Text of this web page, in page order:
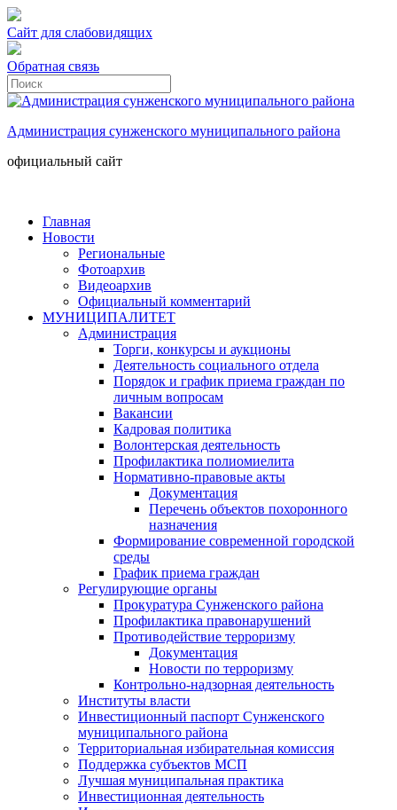
Сайт для слабовидящих
Обратная связь
Администрация сунженского муниципального района
официальный сайт
Главная
Новости
Региональные
Фотоархив
Видеоархив
Официальный комментарий
МУНИЦИПАЛИТЕТ
Администрация
Торги, конкурсы и аукционы
Деятельность социального отдела
Порядок и график приема граждан по
личным вопросам
Вакансии
Кадровая политика
Волонтерская деятельность
Профилактика полиомиелита
Нормативно-правовые акты
Документация
Перечень объектов похоронного
назначения
Формирование современной городской
среды
График приема граждан
Регулирующие органы
Прокуратура Сунженского района
Профилактика правонарушений
Противодействие терроризму
Документация
Новости по терроризму
Контрольно-надзорная деятельность
Институты власти
Инвестиционный паспорт Сунженского
муниципального района
Территориальная избирательная комиссия
Поддержка субъектов МСП
Лучшая муниципальная практика
Инвестиционная деятельность